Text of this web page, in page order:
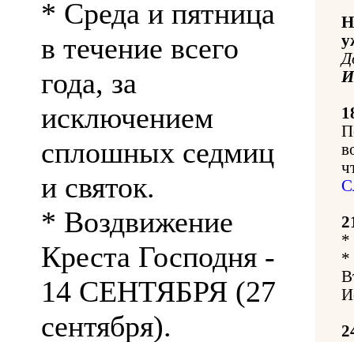
* Среда и пятница
в течение всего
года, за
исключением
сплошных седмиц
и святок.
* Воздвижение
Креста Господня -
14 СЕНТЯБРЯ (27
сентября).
*
*